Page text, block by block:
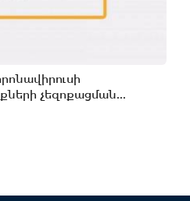
չեզոքացման...